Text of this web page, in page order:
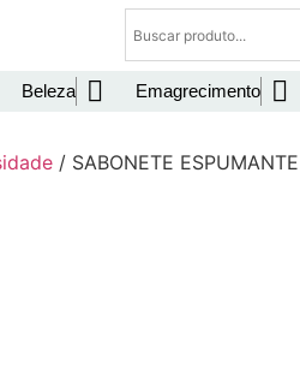
Beleza Emagrecimento
/ SABONETE